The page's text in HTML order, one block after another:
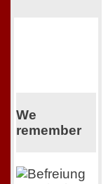
We
remember